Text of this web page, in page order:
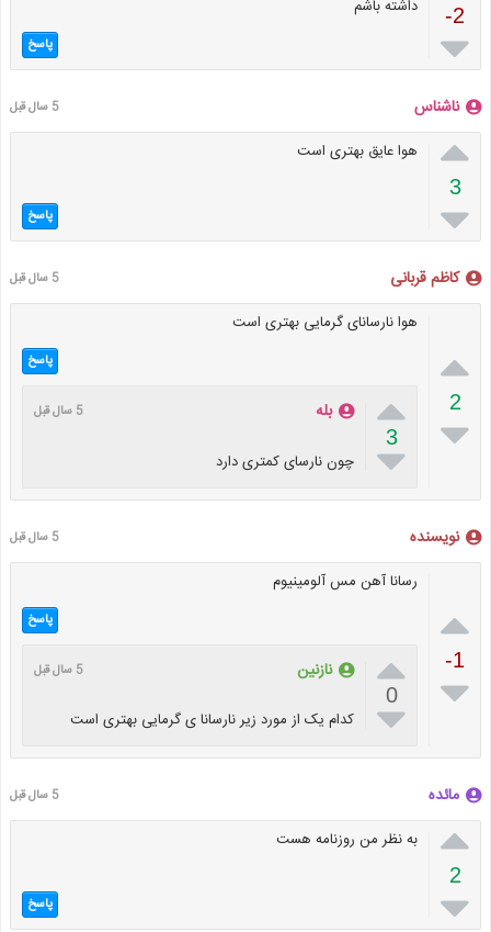
-2

داشته باشم
پاسخ
ناشناس 5 سال قبل

3

هوا عایق بهتری است
پاسخ
کاظم قربانی 5 سال قبل

2

هوا نارسانای گرمایی بهتری است
پاسخ

3

بله 5 سال قبل
چون نارسای کمتری دارد
نویسنده 5 سال قبل

-1

رسانا آهن مس آلومینیوم
پاسخ

0

نازنین 5 سال قبل
کدام یک از مورد زیر نارسانا ی گرمایی بهتری است
مائده 5 سال قبل

2

به نظر من روزنامه هست
پاسخ